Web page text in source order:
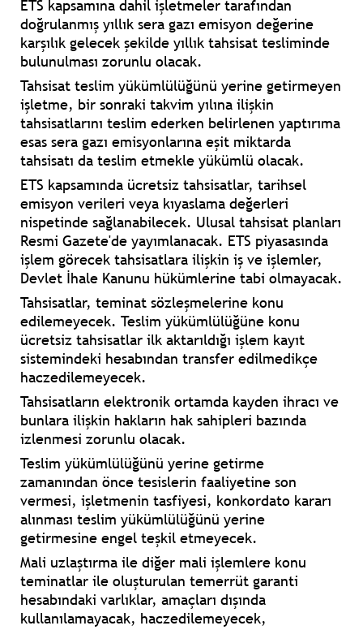
ETS kapsamına dahil işletmeler tarafından
doğrulanmış yıllık sera gazı emisyon değerine
karşılık gelecek şekilde yıllık tahsisat tesliminde
bulunulması zorunlu olacak.
Tahsisat teslim yükümlülüğünü yerine getirmeyen
işletme, bir sonraki takvim yılına ilişkin
tahsisatlarını teslim ederken belirlenen yaptırıma
esas sera gazı emisyonlarına eşit miktarda
tahsisatı da teslim etmekle yükümlü olacak.
ETS kapsamında ücretsiz tahsisatlar, tarihsel
emisyon verileri veya kıyaslama değerleri
nispetinde sağlanabilecek. Ulusal tahsisat planları
Resmi Gazete'de yayımlanacak. ETS piyasasında
işlem görecek tahsisatlara ilişkin iş ve işlemler,
Devlet İhale Kanunu hükümlerine tabi olmayacak.
Tahsisatlar, teminat sözleşmelerine konu
edilemeyecek. Teslim yükümlülüğüne konu
ücretsiz tahsisatlar ilk aktarıldığı işlem kayıt
sistemindeki hesabından transfer edilmedikçe
haczedilemeyecek.
Tahsisatların elektronik ortamda kayden ihracı ve
bunlara ilişkin hakların hak sahipleri bazında
izlenmesi zorunlu olacak.
Teslim yükümlülüğünü yerine getirme
zamanından önce tesislerin faaliyetine son
vermesi, işletmenin tasfiyesi, konkordato kararı
alınması teslim yükümlülüğünü yerine
getirmesine engel teşkil etmeyecek.
Mali uzlaştırma ile diğer mali işlemlere konu
teminatlar ile oluşturulan temerrüt garanti
hesabındaki varlıklar, amaçları dışında
kullanılamayacak, haczedilemeyecek,